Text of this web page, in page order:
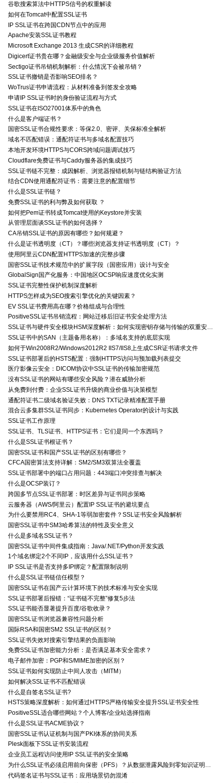
谷歌搜索算法中HTTPS信号的权重解读
如何在Tomcat中配置SSL证书
IP SSL证书在跨国CDN节点中的应用
Apache安装SSL证书教程
Microsoft Exchange 2013 生成CSR的详细教程
Digicert证书贵在哪？金融级安全与企业级服务价值解析
Sectigo证书吊销机制解析：什么情况下会被吊销？
SSL证书撤销是否影响SEO排名？
WoTrus证书申请流程：从材料准备到签发全攻略
申请IP SSL证书时的身份验证流程与方式
SSL证书在ISO27001体系中的角色
什么是客户端证书？
国密SSL证书合规性要求：等保2.0、密评、关保标准全解析
域名不匹配错误：通配符证书与多域名配置技巧
本地开发环境HTTPS与CORS跨域问题调试技巧
Cloudflare免费证书与Caddy服务器的集成技巧
SSL证书链不完整：成因解析、浏览器报错机制与链结构验证方法
结合CDN使用通配符证书：需要注意的配置细节
什么是SSL证书链？
免费SSL证书的利与弊及如何获取 ？
如何把Pem证书转成Tomcat使用的Keystore并安装
从管理层面谈SSL证书的如何选择？
CA吊销SSL证书的原因有哪些？如何规避？
什么是证书透明度（CT）？哪些浏览器支持证书透明度（CT）？
使用阿里云CDN配置HTTPS加速的完整步骤
国密SSL证书技术规范中的扩展字段（国密应用）设计与安全
GlobalSign国产化服务：中国地区OCSP响应速度优化实测
SSL证书完整性保护机制深度解析
HTTPS怎样成为SEO搜索引擎优化的关键因素？
EV SSL证书费用高在哪？价格组成与合理性
PositiveSSL证书吊销流程：网站迁移后旧证书安全处理方法
SSL证书与硬件安全模块HSM深度解析：如何实现密钥存储与传输的双重安全防护？
SSL证书中的SAN（主题备用名称）：多域名支持的底层实现
如何于Win2008R2/Windows2012R2 IIS7/IIS8上生成CSR证书请求文件
SSL证书部署后的HSTS配置：强制HTTPS访问与预加载列表提交
医疗影像云安全：DICOM协议中SSL证书的传输加密规范
没有SSL证书的网站有哪些安全风险？潜在威胁分析
从免费到付费：企业SSL证书升级的商业价值与决策模型
通配符证书二级域名验证失败：DNS TXT记录精准配置手册
混合云多集群SSL证书同步：Kubernetes Operator的设计与实践
SSL证书工作原理
SSL证书、TLS证书、HTTPS证书：它们是同一个东西吗？
什么是SSL证书根证书？
国密SSL证书和国产SSL证书的区别有哪些？
CFCA国密算法支持详解：SM2/SM3双算法全覆盖
SSL证书部署中的端口占用问题：443端口冲突排查与解决
什么是OCSP装订？
跨国多节点SSL证书部署：时区差异与证书同步策略
云服务器（AWS/阿里云）配置IP SSL证书的避坑要点
为什么要禁用RC4、SHA-1等弱加密套件？SSL证书安全风险解析
国密SSL证书中SM3哈希算法的特性及安全意义
什么是多域名SSL证书？
国密SSL证书中间件集成指南：Java/.NET/Python开发实践
1个域名绑定2个不同IP，应该用什么SSL证书？
IP SSL证书是否支持多IP绑定？配置限制说明
什么是SSL证书链信任模型？
国密SSL证书在国产云计算环境下的技术标准与安全实现
SSL证书部署后报错：“证书链不完整”修复5步法
SSL证书能否显著提升百度/谷歌收录？
国密SSL证书浏览器兼容性问题分析
国际RSA和国密SM2 SSL证书的区别？
SSL证书失效对搜索引擎结果的负面影响
免费SSL证书加密能力分析：是否满足基本安全需求？
电子邮件加密：PGP和S/MIME加密的区别？
SSL证书如何实现防止中间人攻击（MITM）
如何解决SSL证书不匹配错误
什么是自签名SSL证书?
HSTS策略深度解析：如何通过HTTPS严格传输安全提升SSL证书安全性
PositiveSSL适合哪些网站？个人博客/企业站选择指南
什么是SSL证书ACME协议？
国密SSL证书认证机制与国产PKI体系的协同关系
Plesk面板下SSL证书安装流程
企业员工远程访问使用IP SSL证书的安全策略
为什么SSL证书必须启用前向保密（PFS）？从数据泄露风险到零知识证明的安全价值分析
代码签名证书与SSL证书：应用场景切勿混淆